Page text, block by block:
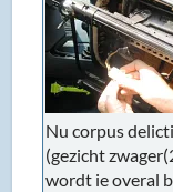
Nu corpus
(gezicht
wordt ie overal